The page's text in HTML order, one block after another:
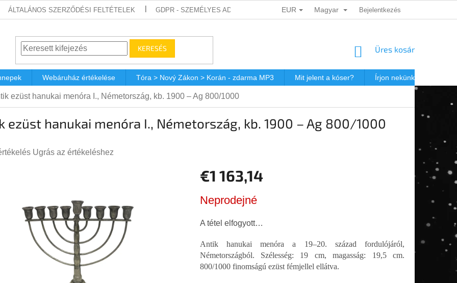
ÁLTALÁNOS SZERZŐDÉSI FELTÉTELEK GDPR - SZEMÉLYES ADATOK VÉDELME DÁRKOVÉ KUPONY POSTAKÖLTSÉG
EUR Magyar Bejelentkezés
KERESÉS KOSÁR
Üres kosár
Webáruház értékelése Tóra > Nový Zákon > Korán - zdarma MP3 Mit jelent a kóser? Írjon nekünk
ezüst hanukai menóra I., Németország, kb. 1900 – Ag 800/1000
ezüst hanukai menóra I., Németország, kb. 1900 – Ag 800/1000
Ugrás az értékeléshez
€1 163,14
Neprodejné
A tétel elfogyott…
Antik hanukai menóra a 19–20. század fordulójáról,
Németországból. Szélesség: 19 cm, magasság: 19,5 cm.
800/1000 finomságú ezüst fémjellel ellátva.